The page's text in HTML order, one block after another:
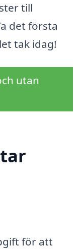
till
det första
tak idag!
utan
för att